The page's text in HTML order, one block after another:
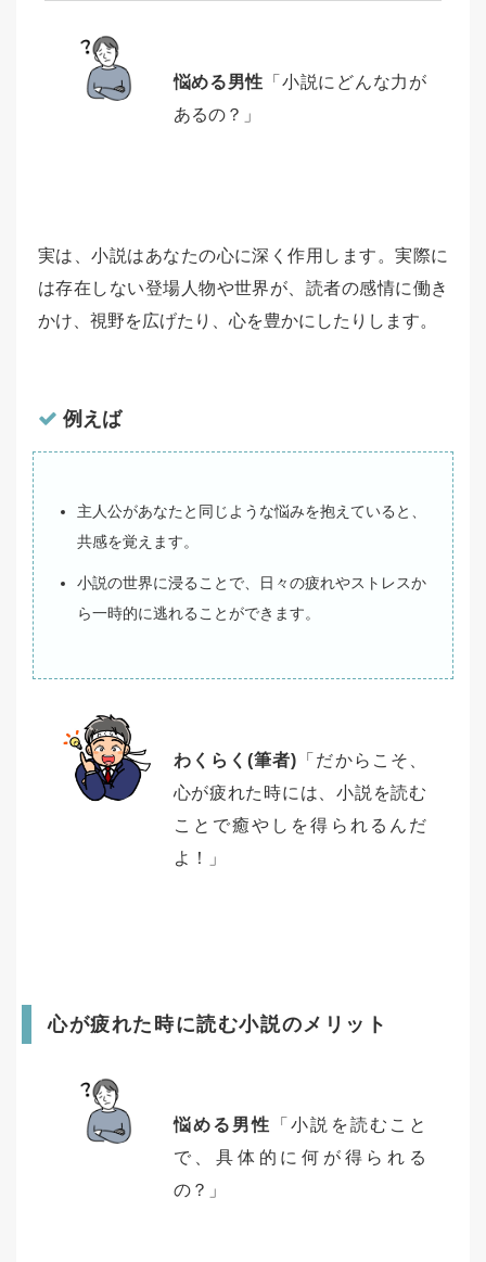
悩める男性 「小説にどんな力が
あるの？」
実は、小説はあなたの心に深く作用します。実際に
は存在しない登場人物や世界が、読者の感情に働き
かけ、視野を広げたり、心を豊かにしたりします。
例えば
主人公があなたと同じような悩みを抱えていると、
共感を覚えます。
小説の世界に浸ることで、日々の疲れやストレスか
ら一時的に逃れることができます。
わくらく(筆者) 「だからこそ、
心が疲れた時には、小説を読む
ことで癒やしを得られるんだ
よ！」
心が疲れた時に読む小説のメリット
悩める男性
「小説を読むこと
で、具体的に何が得られる
の？」